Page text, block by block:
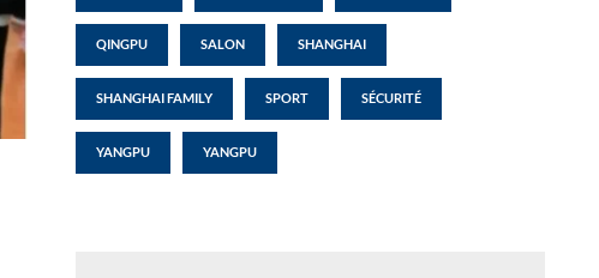
QINGPU SALON SHANGHAI
SHANGHAI FAMILY SPORT SÉCURITÉ
YANGPU YANGPU